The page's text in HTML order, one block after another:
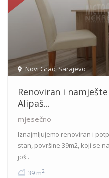
Novi Grad,Sarajevo
Renoviran i
Alipaš...
mjesečno
Iznajmljujemo renoviran i
stan, površine 39m2, koji se
još..
39 m2